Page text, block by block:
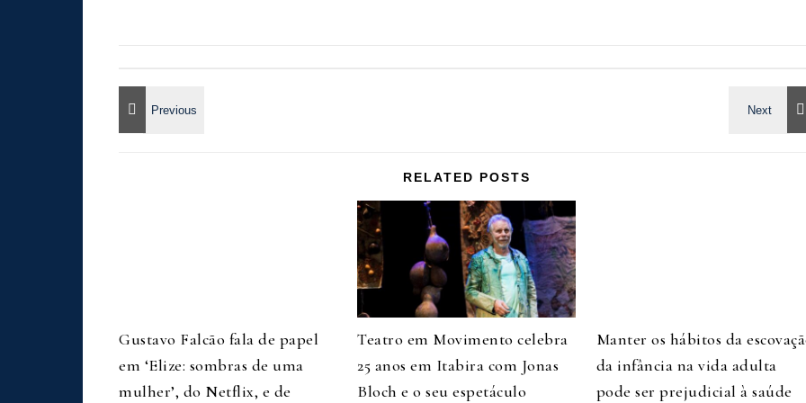
RELATED POSTS
Gustavo Falcão fala de papel
em ‘Elize: sombras de uma
mulher’, do Netflix, e de
Teatro em Movimento celebra
25 anos em Itabira com Jonas
Bloch e o seu espetáculo
Manter os hábitos da
da infância na vida adulta
pode ser prejudicial à saúde